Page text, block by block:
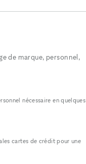
de marque, personnel,
nécessaire en quelques
cartes de crédit pour une